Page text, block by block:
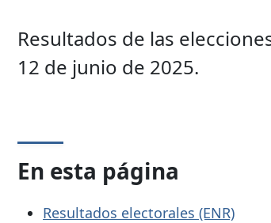
Resultados de las
12 de junio de 2025.
En esta página
Resultados electorales (ENR)